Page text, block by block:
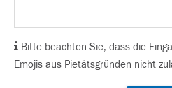
Bitte beachten Sie, dass die
Emojis aus Pietätsgründen nicht